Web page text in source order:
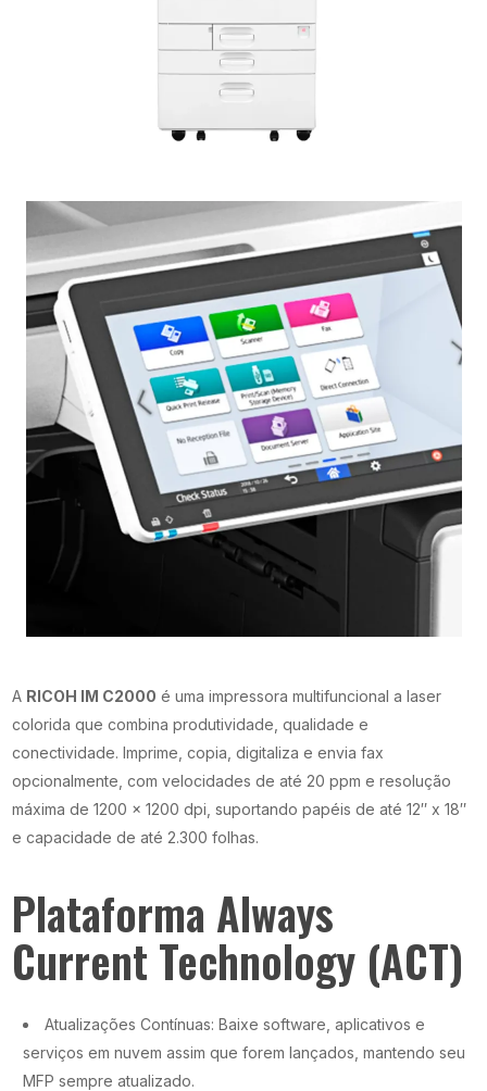
A RICOH IM C2000 é uma impressora multifuncional a laser
colorida que combina produtividade, qualidade e
conectividade. Imprime, copia, digitaliza e envia fax
opcionalmente, com velocidades de até 20 ppm e resolução
máxima de 1200 x 1200 dpi, suportando papéis de até 12″ x 18″
e capacidade de até 2.300 folhas.
Plataforma Always
Current Technology (ACT)
Atualizações Contínuas: Baixe software, aplicativos e
serviços em nuvem assim que forem lançados, mantendo seu
MFP sempre atualizado.